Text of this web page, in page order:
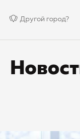
Другой город?